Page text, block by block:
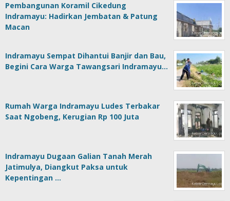
Pembangunan Koramil Cikedung
Indramayu: Hadirkan Jembatan & Patung
Macan
Indramayu Sempat Dihantui Banjir dan Bau,
Begini Cara Warga Tawangsari Indramayu…
Rumah Warga Indramayu Ludes Terbakar
Saat Ngobeng, Kerugian Rp 100 Juta
Indramayu Dugaan Galian Tanah Merah
Jatimulya, Diangkut Paksa untuk
Kepentingan …